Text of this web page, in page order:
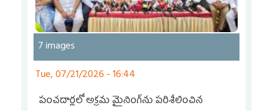
7 images
Tue, 07/21/2026 - 16:44
పంచదార్లలో అక్రమ మైనింగ్‌ను పరిశీలించిన